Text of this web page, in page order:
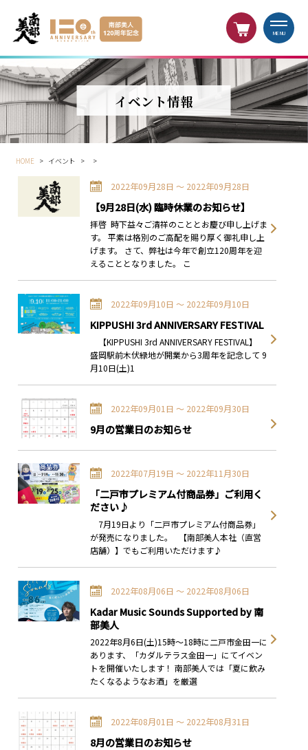
MENU
イベント情報
HOME > イベント > >
2022年09月28日 〜 2022年09月28日
【9月28日(水) 臨時休業のお知らせ】
拝啓 時下益々ご清祥のこととお慶び申し上げま
す。 平素は格別のご高配を賜り厚く御礼申し上
げます。 さて、弊社は今年で創立120周年を迎
えることとなりました。 こ
2022年09月10日 〜 2022年09月10日
KIPPUSHI 3rd ANNIVERSARY FESTIVAL
【KIPPUSHI 3rd ANNIVERSARY FESTIVAL】
盛岡駅前木伏緑地が開業から3周年を記念して 9
月10日(土)1
2022年09月01日 〜 2022年09月30日
9月の営業日のお知らせ
2022年07月19日 〜 2022年11月30日
「二戸市プレミアム付商品券」ご利用く
ださい♪
7月19日より「二戸市プレミアム付商品券」
が発売になりました。 【南部美人本社（直営
店舗）】でもご利用いただけます♪
2022年08月06日 〜 2022年08月06日
Kadar Music Sounds Supported by 南
部美人
2022年8月6日(土)15時～18時に二戸市金田一に
あります、「カダルテラス金田一」にてイベン
トを開催いたします！ 南部美人では「夏に飲み
たくなるようなお酒」を厳選
2022年08月01日 〜 2022年08月31日
8月の営業日のお知らせ